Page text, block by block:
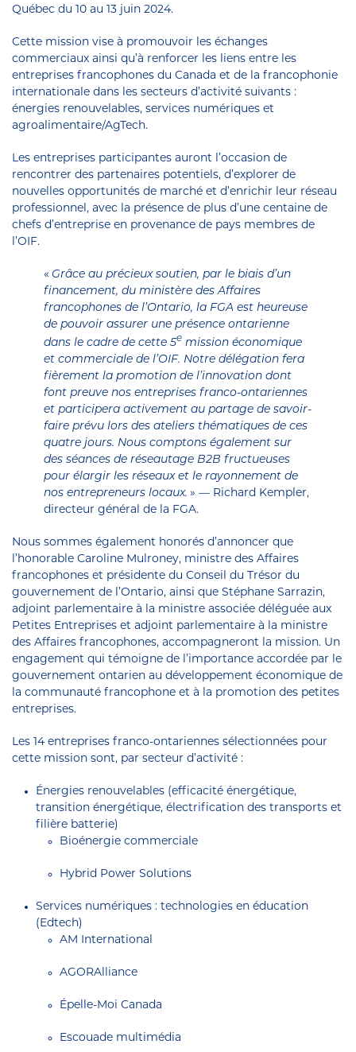
Québec du 10 au 13 juin 2024.
Cette mission vise à promouvoir les échanges
commerciaux ainsi qu’à renforcer les liens entre les
entreprises francophones du Canada et de la francophonie
internationale dans les secteurs d’activité suivants :
énergies renouvelables, services numériques et
agroalimentaire/AgTech.
Les entreprises participantes auront l’occasion de
rencontrer des partenaires potentiels, d’explorer de
nouvelles opportunités de marché et d’enrichir leur réseau
professionnel, avec la présence de plus d’une centaine de
chefs d’entreprise en provenance de pays membres de
l’OIF.
« Grâce au précieux soutien, par le biais d’un
financement, du ministère des Affaires
francophones de l’Ontario, la FGA est heureuse
de pouvoir assurer une présence ontarienne
dans le cadre de cette 5e mission économique
et commerciale de l’OIF. Notre délégation fera
fièrement la promotion de l’innovation dont
font preuve nos entreprises franco-ontariennes
et participera activement au partage de savoir-
faire prévu lors des ateliers thématiques de ces
quatre jours. Nous comptons également sur
des séances de réseautage B2B fructueuses
pour élargir les réseaux et le rayonnement de
nos entrepreneurs locaux. » — Richard Kempler,
directeur général de la FGA.
Nous sommes également honorés d’annoncer que
l’honorable Caroline Mulroney, ministre des Affaires
francophones et présidente du Conseil du Trésor du
gouvernement de l’Ontario, ainsi que Stéphane Sarrazin,
adjoint parlementaire à la ministre associée déléguée aux
Petites Entreprises et adjoint parlementaire à la ministre
des Affaires francophones, accompagneront la mission. Un
engagement qui témoigne de l’importance accordée par le
gouvernement ontarien au développement économique de
la communauté francophone et à la promotion des petites
entreprises.
Les 14 entreprises franco-ontariennes sélectionnées pour
cette mission sont, par secteur d’activité :
Énergies renouvelables (efficacité énergétique,
transition énergétique, électrification des transports et
filière batterie)
Bioénergie commerciale
Hybrid Power Solutions
Services numériques : technologies en éducation
(Edtech)
AM International
AGORAlliance
Épelle-Moi Canada
Escouade multimédia